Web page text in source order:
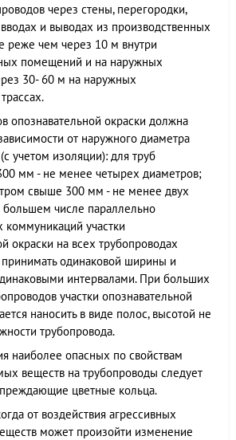
через стены, перегородки,
и выводах из производственных
реже чем через 10 м внутри
помещений и на наружных
30- 60 м на наружных
опознавательной окраски должна
от наружного диаметра
учетом изоляции): для труб
мм - не менее четырех диаметров;
свыше 300 мм - не менее двух
числе параллельно
участки
окраски на всех трубопроводах
одинаковой ширины и
интервалами. При больших
участки опознавательной
наносить в виде полос, высотой не
трубопровода.
наиболее опасных по свойствам
веществ на трубопроводы следует
цветные кольца.
от воздействия агрессивных
может произойти изменение